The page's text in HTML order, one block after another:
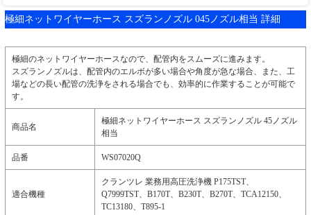
極細ネットワイヤーホース スズランノズル 045ノズル相当 詳細
極細のネットワイヤーホースなので、配管内をスムーズに進みます。
スズランノズルは、配管内のエルボが多い場合や角度が急な場合、また、工
場などの長い配管の洗浄をされる場合でも、効率的に作業することが可能で
す。
商品名
極細ネットワイヤーホース スズランノズル 45ノズル
相当
品番 WS07020Q
適合機種
クランツレ 業務用高圧洗浄機 P175TST、
Q7999TST、B170T、B230T、B270T、TCA12150、
TC13180、T895-1